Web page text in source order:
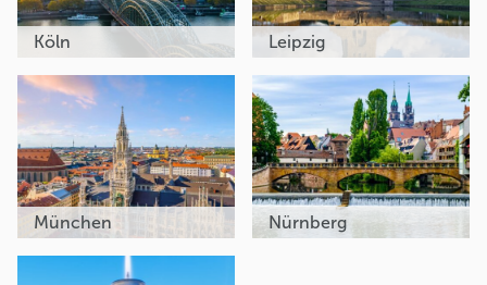
Köln Leipzig
München Nürnberg